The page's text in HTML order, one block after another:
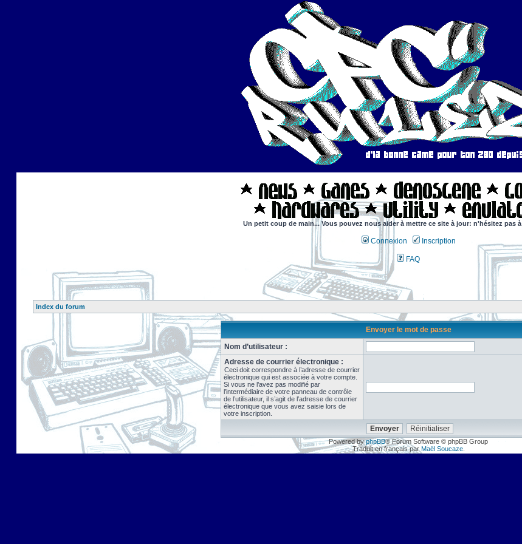
Un petit coup de main... Vous pouvez nous aider à mettre ce site à jour: n'hésitez pas à
Connexion Inscription
FAQ
Index du forum
Envoyer le mot de passe
Nom d’utilisateur :
Adresse de courrier électronique :
Ceci doit correspondre à l’adresse de courrier
électronique qui est associée à votre compte.
Si vous ne l’avez pas modifié par
l’intermédiaire de votre panneau de contrôle
de l’utilisateur, il s’agit de l’adresse de courrier
électronique que vous avez saisie lors de
votre inscription.
Powered byphpBB® Forum Software © phpBB Group
Traduit en français par Maël Soucaze.